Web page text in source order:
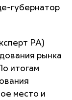
губернатор
РА)
рынка
итогам
место и